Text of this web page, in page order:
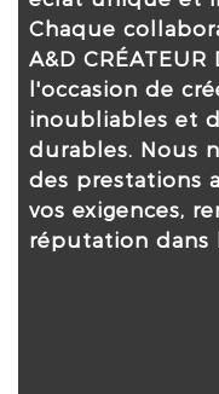
Chaque
A&D CRÉATEUR
l'occasion de
inoubliables et
durables. Nous
des prestations
vos exigences,
réputation dans